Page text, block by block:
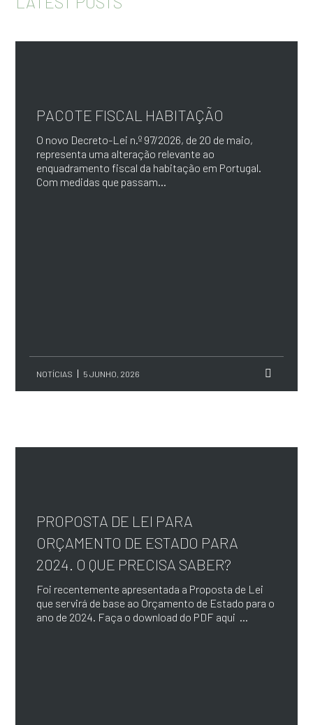
PACOTE FISCAL HABITAÇÃO
O novo Decreto-Lei n.º 97/2026, de 20 de maio,
representa uma alteração relevante ao
enquadramento fiscal da habitação em Portugal.
Com medidas que passam...
NOTÍCIAS 5 JUNHO, 2026
PROPOSTA DE LEI PARA
ORÇAMENTO DE ESTADO PARA
2024. O QUE PRECISA SABER?
Foi recentemente apresentada a Proposta de Lei
que servirá de base ao Orçamento de Estado para o
ano de 2024. Faça o download do PDF aqui ...